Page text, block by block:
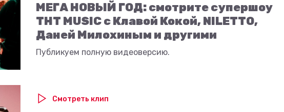
МЕГА НОВЫЙ ГОД: смотрите супершоу
ТНТ MUSIC с Клавой Кокой, NILETTO,
Даней Милохиным и другими
Публикуем полную видеоверсию.
Смотреть клип